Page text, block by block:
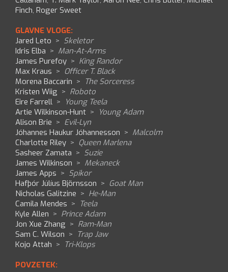
Finch, Roger Sweet
GLAVNE VLOGE:
Jared Leto > Skeletor
Idris Elba > Man-At-Arms
James Purefoy > King Randor
Max Kraus > Officer T. Black
Morena Baccarin > The Sorceress
Kristen Wiig > Roboto
Eire Farrell > Young Teela
Artie Wilkinson-Hunt > Young Adam
Alison Brie > Evil-Lyn
Jóhannes Haukur Jóhannesson > Malcolm
Charlotte Riley > Queen Marlena
Sasheer Zamata > Suzie
James Wilkinson > Mekaneck
James Apps > Spikor
Hafþór Júlíus Björnsson > Goat Man
Nicholas Galitzine > He-Man
Camila Mendes > Teela
Kyle Allen > Prince Adam
Jon Xue Zhang > Ram-Man
Sam C. Wilson > Trap Jaw
Kojo Attah > Tri-Klops
POVZETEK: